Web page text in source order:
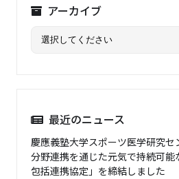
アーカイブ
最近のニュース
慶應義塾大学スポーツ医学研究
分野連携を通じた元気で持続可能
包括連携協定」を締結しました